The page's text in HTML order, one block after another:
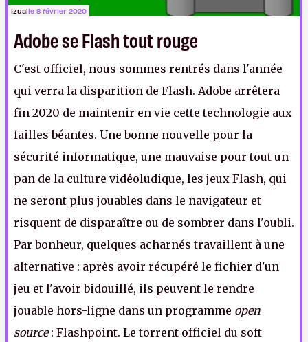
Izualle 8 février 2020
Adobe se Flash tout rouge
C'est officiel, nous sommes rentrés dans l'année
qui verra la disparition de Flash. Adobe arrêtera
fin 2020 de maintenir en vie cette technologie aux
failles béantes. Une bonne nouvelle pour la
sécurité informatique, une mauvaise pour tout un
pan de la culture vidéoludique, les jeux Flash, qui
ne seront plus jouables dans le navigateur et
risquent de disparaître ou de sombrer dans l'oubli.
Par bonheur, quelques acharnés travaillent à une
alternative : après avoir récupéré le fichier d'un
jeu et l'avoir bidouillé, ils peuvent le rendre
jouable hors-ligne dans un programme open
source: Flashpoint. Le torrent officiel du soft